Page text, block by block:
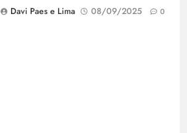
Davi Paes e Lima
08/09/2025 0